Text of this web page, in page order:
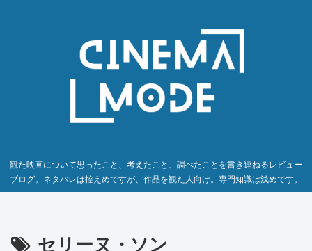
観た映画について思ったこと、考えたこと、調べたことを書き連ねるレビュー
ブログ。ネタバレは控えめですが、作品を観た人向け。専門知識は浅めです。
セリーヌ・ソン